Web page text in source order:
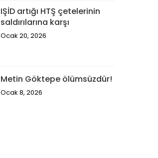
IŞİD artığı HTŞ çetelerinin
saldırılarına karşı
Ocak 20, 2026
Metin Göktepe ölümsüzdür!
Ocak 8, 2026